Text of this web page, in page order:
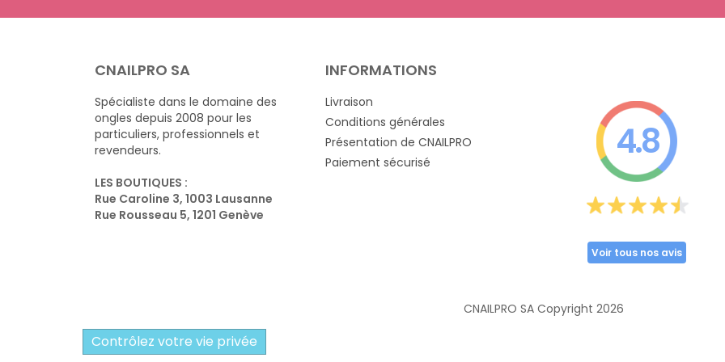
CNAILPRO SA
Spécialiste dans le domaine des
ongles depuis 2008 pour les
particuliers, professionnels et
revendeurs.
LES BOUTIQUES :
Rue Caroline 3, 1003 Lausanne
Rue Rousseau 5, 1201 Genève
INFORMATIONS
Livraison
Conditions générales
Présentation de CNAILPRO
Paiement sécurisé
4.8
Voir tous nos avis
CNAILPRO SA Copyright 2026
Contrôlez votre vie privée